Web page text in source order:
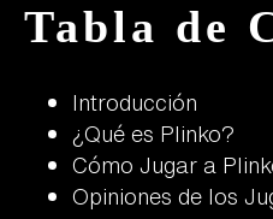
Tabla de
Introducción
¿Qué es Plinko?
Cómo Jugar a
Opiniones de los